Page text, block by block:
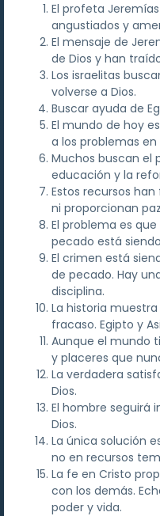
El profeta
angustiados y
El mensaje de
de Dios y han
Los israelitas
volverse a Dios.
Buscar ayuda de
El mundo de hoy
a los problemas
Muchos buscan el
educación y la
Estos recursos
ni proporcionan
El problema es
pecado está
El crimen está
de pecado. Hay
disciplina.
La historia
fracaso. Egipto y
Aunque el mundo
y placeres que
La verdadera
Dios.
El hombre seguirá
Dios.
La única solución
no en recursos
La fe en Cristo
con los demás.
poder y vida.